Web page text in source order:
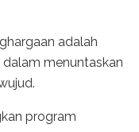
adalah
menuntaskan
program